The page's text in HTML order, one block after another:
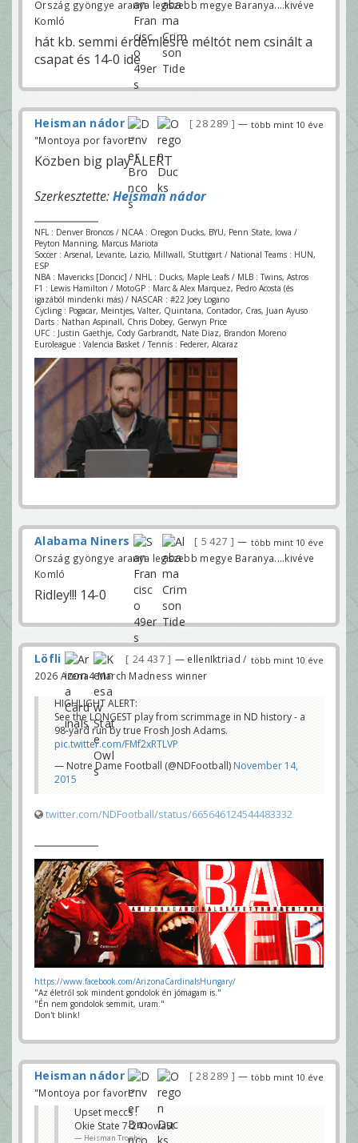
Ország gyöngye aranya legszebb megye Baranya....kivéve
Komló
hát kb. semmi érdemlésre méltót nem csinált a
csapat és 14-0 ide
több mint 10 éve
Heisman nádor 28 289
—
"Montoya por favor!"
Közben big play ALERT
Szerkesztette:Heisman nádor
NFL : Denver Broncos / NCAA : Oregon Ducks, BYU, Penn State, Iowa /
Peyton Manning, Marcus Mariota
Soccer : Arsenal, Levante, Lazio, Millwall, Stuttgart / National Teams : HUN,
ESP
NBA : Mavericks [Doncic] / NHL : Ducks, Maple Leafs / MLB : Twins, Astros
F1 : Lewis Hamilton / MotoGP : Marc & Alex Marquez, Pedro Acosta (és
igazából mindenki más) / NASCAR : #22 Joey Logano
Cycling : Pogacar, Meintjes, Valter, Quintana, Contador, Cras, Juan Ayuso
Darts : Nathan Aspinall, Chris Dobey, Gerwyn Price
UFC : Justin Gaethje, Cody Garbrandt, Nate Diaz, Brandon Moreno
Euroleague : Valencia Basket / Tennis : Federer, Alcaraz
több mint 10 éve
Alabama Niners 5 427
—
Ország gyöngye aranya legszebb megye Baranya....kivéve
Komló
Ridley!!! 14-0
több mint 10 éve
Löfli 24 437
— ellenIktriad /
2026 Arena4 March Madness winner
HIGHLIGHT ALERT:
See the LONGEST play from scrimmage in ND history - a
98-yard run by true Frosh Josh Adams.
pic.twitter.com/FMf2xRTLVP
— Notre Dame Football (@NDFootball)November 14,
2015
twitter.com/NDFootball/status/665646124544483332
https://www.facebook.com/ArizonaCardinalsHungary/
"Az életről sok mindent gondolok én jómagam is."
"Én nem gondolok semmit, uram."
Don't blink!
több mint 10 éve
Heisman nádor 28 289
—
"Montoya por favor!"
Upset meccs :
Okie State 7-24 IowaSt
Heisman Trophy